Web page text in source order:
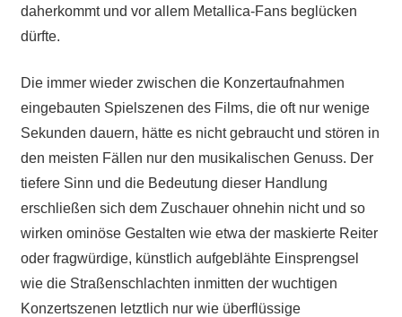
daherkommt und vor allem Metallica-Fans beglücken
dürfte.
Die immer wieder zwischen die Konzertaufnahmen
eingebauten Spielszenen des Films, die oft nur wenige
Sekunden dauern, hätte es nicht gebraucht und stören in
den meisten Fällen nur den musikalischen Genuss. Der
tiefere Sinn und die Bedeutung dieser Handlung
erschließen sich dem Zuschauer ohnehin nicht und so
wirken ominöse Gestalten wie etwa der maskierte Reiter
oder fragwürdige, künstlich aufgeblähte Einsprengsel
wie die Straßenschlachten inmitten der wuchtigen
Konzertszenen letztlich nur wie überflüssige